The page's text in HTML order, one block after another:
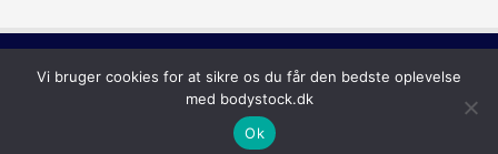
Copyright © 2026 Bodystock
Vi bruger cookies for at sikre os du får den bedste oplevelse
med bodystock.dk
Ok